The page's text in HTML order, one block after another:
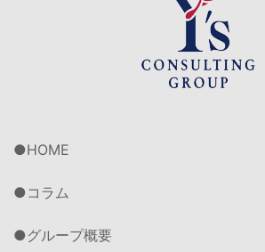
HOME
コラム
グループ概要